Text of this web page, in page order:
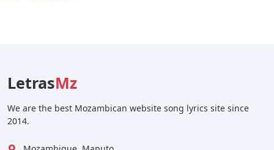
LetrasMz
We are the best Mozambican website song lyrics site since
2014.